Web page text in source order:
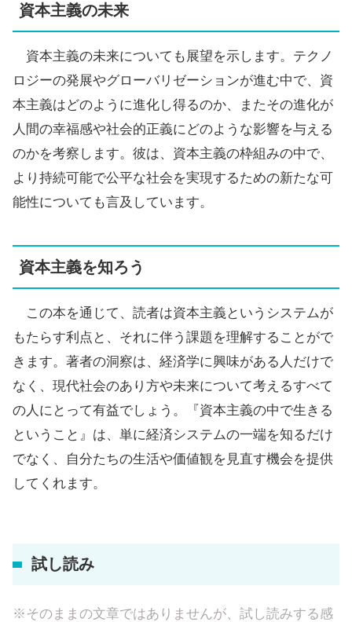
資本主義の未来
資本主義の未来についても展望を示します。テクノ
ロジーの発展やグローバリゼーションが進む中で、資
本主義はどのように進化し得るのか、またその進化が
人間の幸福感や社会的正義にどのような影響を与える
のかを考察します。彼は、資本主義の枠組みの中で、
より持続可能で公平な社会を実現するための新たな可
能性についても言及しています。
資本主義を知ろう
この本を通じて、読者は資本主義というシステムが
もたらす利点と、それに伴う課題を理解することがで
きます。著者の洞察は、経済学に興味がある人だけで
なく、現代社会のあり方や未来について考えるすべて
の人にとって有益でしょう。『資本主義の中で生きる
ということ』は、単に経済システムの一端を知るだけ
でなく、自分たちの生活や価値観を見直す機会を提供
してくれます。
試し読み
※そのままの文章ではありませんが、試し読みする感